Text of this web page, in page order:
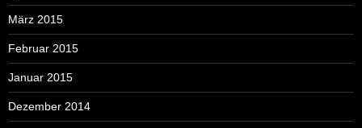
März 2015
Februar 2015
Januar 2015
Dezember 2014